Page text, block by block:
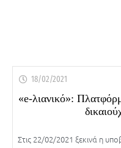
18/02/2021
«e-λιανικό»:
Στις 22/02/2021 ξεκινά η